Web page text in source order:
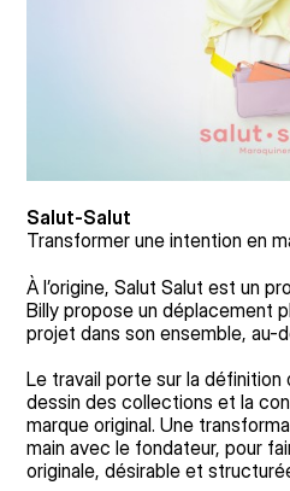
Salut-Salut
Transformer une intention en
À l’origine, Salut Salut est un
Billy propose un déplacement
projet dans son ensemble, au-
Le travail porte sur la définition
dessin des collections et la
marque original. Une
main avec le fondateur, pour
originale, désirable et